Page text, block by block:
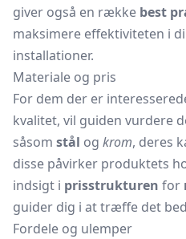
giver også en række best
maksimere effektiviteten i
installationer.
Materiale og pris
For dem der er
kvalitet, vil guiden vurdere
såsom stål og krom, deres
disse påvirker produktets
indsigt i prisstrukturen for
guider dig i at træffe det
Fordele og ulemper